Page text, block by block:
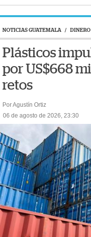
NOTICIAS GUATEMALA / DINERO
Plásticos
por US$668
retos
Por Agustín Ortiz
06 de agosto de 2026, 23:30